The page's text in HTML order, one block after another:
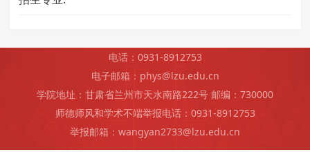
电话：0931-8912753
电子邮箱：phys@lzu.edu.cn
学院地址：甘肃省兰州市天水南路222号 邮编：730000
师德师风和学术不端举报电话：0931-8912753
举报邮箱：wangyan2733@lzu.edu.cn